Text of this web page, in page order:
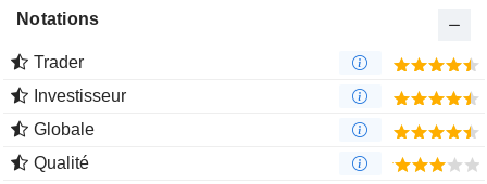
Notations
Trader
Investisseur
Globale
Qualité